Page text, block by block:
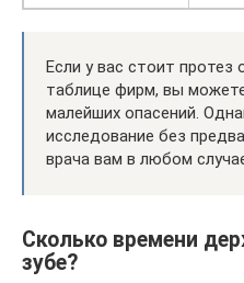
Если у вас стоит протез
таблице фирм, вы
малейших опасений.
исследование без
врача вам в любом
Сколько времени
зубе?